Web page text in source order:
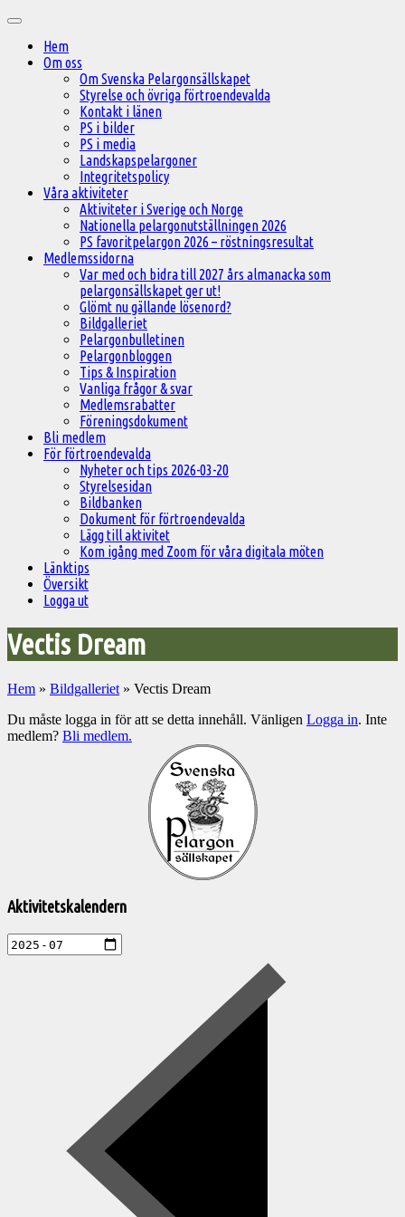
innehåll
Huvudmeny
Hem
Om oss
Om Svenska Pelargonsällskapet
Styrelse och övriga förtroendevalda
Kontakt i länen
PS i bilder
PS i media
Landskapspelargoner
Integritetspolicy
Våra aktiviteter
Aktiviteter i Sverige och Norge
Nationella pelargonutställningen 2026
PS favoritpelargon 2026 – röstningsresultat
Medlemssidorna
Var med och bidra till 2027 års almanacka som
pelargonsällskapet ger ut!
Glömt nu gällande lösenord?
Bildgalleriet
Pelargonbulletinen
Pelargonbloggen
Tips & Inspiration
Vanliga frågor & svar
Medlemsrabatter
Föreningsdokument
Bli medlem
För förtroendevalda
Nyheter och tips 2026-03-20
Styrelsesidan
Bildbanken
Dokument för förtroendevalda
Lägg till aktivitet
Kom igång med Zoom för våra digitala möten
Länktips
Översikt
Logga ut
Vectis Dream
Hem » Bildgalleriet » Vectis Dream
Du måste logga in för att se detta innehåll. Vänligen Logga in. Inte
medlem? Bli medlem.
Pelargonsällskapets
Aktivitetskalendern